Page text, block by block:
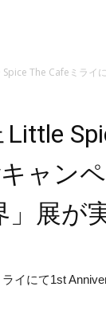
The Cafeミラ
ャン
展が
イにて1st